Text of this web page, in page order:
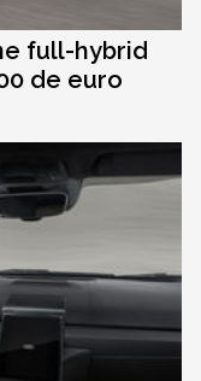
full-hybrid
de euro